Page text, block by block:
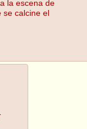
la escena de
se calcine el